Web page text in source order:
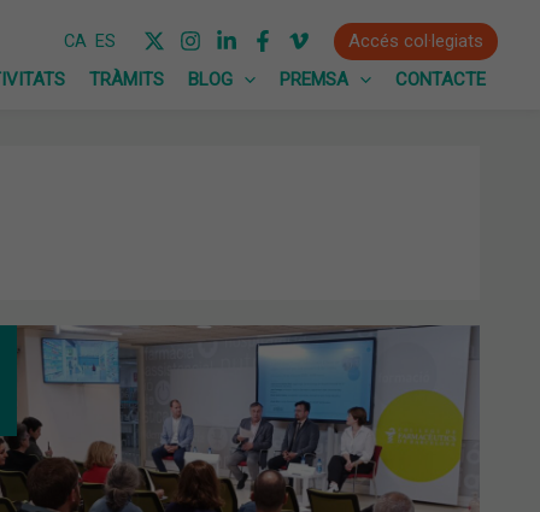
CA ES
Accés col·legiats
TRÀMITS BLOG PREMSA CONTACTE